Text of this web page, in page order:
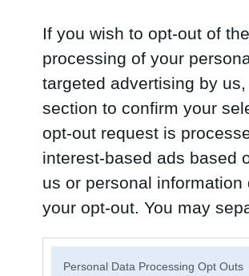
If you wish to opt-out of
processing of your
targeted advertising by
section to confirm your
opt-out request is
interest-based ads based
us or personal
your opt-out. You may
Personal Data Processing Opt Outs